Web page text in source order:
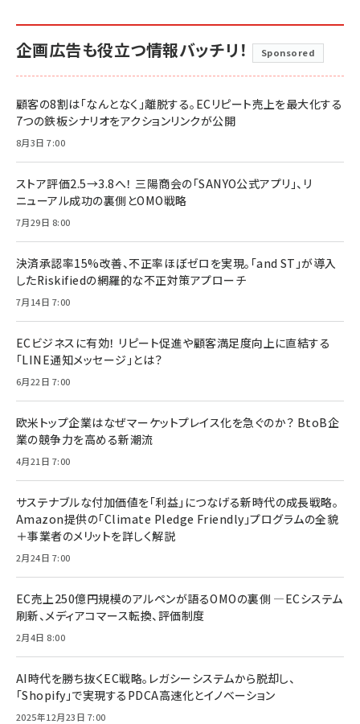
企画広告も役立つ情報バッチリ！ Sponsored
顧客の8割は「なんとなく」離脱する。ECリピート売上を最大化する
7つの鉄板シナリオをアクションリンクが公開
8月3日 7:00
ストア評価2.5→3.8へ！ 三陽商会の「SANYO公式アプリ」、リ
ニューアル成功の裏側とOMO戦略
7月29日 8:00
決済承認率15%改善、不正率ほぼゼロを実現。「and ST」が導入
したRiskifiedの網羅的な不正対策アプローチ
7月14日 7:00
ECビジネスに有効！ リピート促進や顧客満足度向上に直結する
「LINE通知メッセージ」とは？
6月22日 7:00
欧米トップ企業はなぜマーケットプレイス化を急ぐのか？ BtoB企
業の競争力を高める新潮流
4月21日 7:00
サステナブルな付加価値を「利益」につなげる新時代の成長戦略。
Amazon提供の「Climate Pledge Friendly」プログラムの全貌
＋事業者のメリットを詳しく解説
2月24日 7:00
EC売上250億円規模のアルペンが語るOMOの裏側 ―ECシステム
刷新、メディアコマース転換、評価制度
2月4日 8:00
AI時代を勝ち抜くEC戦略。レガシーシステムから脱却し、
「Shopify」で実現するPDCA高速化とイノベーション
2025年12月23日 7:00